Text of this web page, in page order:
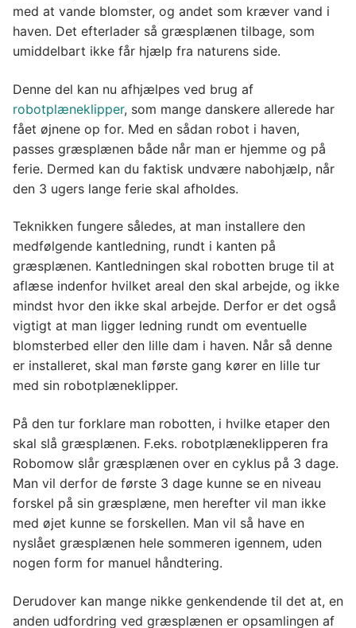
med at vande blomster, og andet som kræver vand i
haven. Det efterlader så græsplænen tilbage, som
umiddelbart ikke får hjælp fra naturens side.
Denne del kan nu afhjælpes ved brug af
robotplæneklipper, som mange danskere allerede har
fået øjnene op for. Med en sådan robot i haven,
passes græsplænen både når man er hjemme og på
ferie. Dermed kan du faktisk undvære nabohjælp, når
den 3 ugers lange ferie skal afholdes.
Teknikken fungere således, at man installere den
medfølgende kantledning, rundt i kanten på
græsplænen. Kantledningen skal robotten bruge til at
aflæse indenfor hvilket areal den skal arbejde, og ikke
mindst hvor den ikke skal arbejde. Derfor er det også
vigtigt at man ligger ledning rundt om eventuelle
blomsterbed eller den lille dam i haven. Når så denne
er installeret, skal man første gang kører en lille tur
med sin robotplæneklipper.
På den tur forklare man robotten, i hvilke etaper den
skal slå græsplænen. F.eks. robotplæneklipperen fra
Robomow slår græsplænen over en cyklus på 3 dage.
Man vil derfor de første 3 dage kunne se en niveau
forskel på sin græsplæne, men herefter vil man ikke
med øjet kunne se forskellen. Man vil så have en
nyslået græsplænen hele sommeren igennem, uden
nogen form for manuel håndtering.
Derudover kan mange nikke genkendende til det at, en
anden udfordring ved græsplænen er opsamlingen af